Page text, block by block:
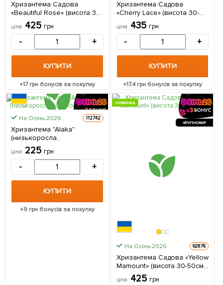
Хризантема Садова
«Beautiful Rose» (висота 30-
50см) 1 саджанець в
упаковці
ціна 425 грн
- +
КУПИТИ
+17грн бонусів за покупку
Хризантема Садова
«Cherry Lace» (висота 30-
50см) 1 саджанець в
упаковці
ціна 435 грн
- +
КУПИТИ
+17.4грн бонусів за покупку
На Осінь-2026 112742
Хризантема "Alaka"
(низькоросла
великоквіткова) 1
саджанець в упаковці
ціна 225 грн
- +
КУПИТИ
+9 грн бонусів за покупку
КРУПНОМІР
НОВИНКА
На Осінь-2026 62876
Хризантема Садова «Yellow
Mamount» (висота 30-50см)
1 саджанець в упаковці
ціна 425 грн